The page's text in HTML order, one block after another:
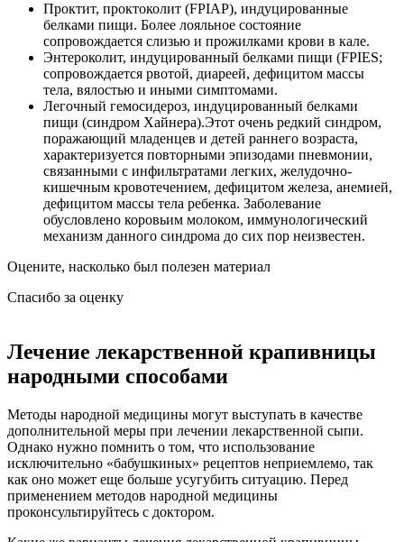
Проктит, проктоколит (FPIAP), индуцированные
белками пищи. Более лояльное состояние
сопровождается слизью и прожилками крови в кале.
Энтероколит, индуцированный белками пищи (FPIES;
сопровождается рвотой, диареей, дефицитом массы
тела, вялостью и иными симптомами.
Легочный гемосидероз, индуцированный белками
пищи (синдром Хайнера).Этот очень редкий синдром,
поражающий младенцев и детей раннего возраста,
характеризуется повторными эпизодами пневмонии,
связанными с инфильтратами легких, желудочно-
кишечным кровотечением, дефицитом железа, анемией,
дефицитом массы тела ребенка. Заболевание
обусловлено коровьим молоком, иммунологический
механизм данного синдрома до сих пор неизвестен.
Оцените, насколько был полезен материал
Спасибо за оценку
Лечение лекарственной крапивницы
народными способами
Методы народной медицины могут выступать в качестве
дополнительной меры при лечении лекарственной сыпи.
Однако нужно помнить о том, что использование
исключительно «бабушкиных» рецептов неприемлемо, так
как оно может еще больше усугубить ситуацию. Перед
применением методов народной медицины
проконсультируйтесь с доктором.